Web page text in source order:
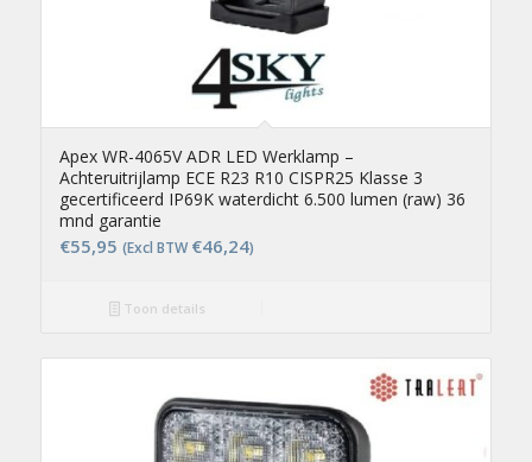
Apex WR-4065V ADR LED Werklamp –
Achteruitrijlamp ECE R23 R10 CISPR25 Klasse 3
gecertificeerd IP69K waterdicht 6.500 lumen (raw) 36
mnd garantie
€55,95 (Excl BTW €46,24)
Toon details